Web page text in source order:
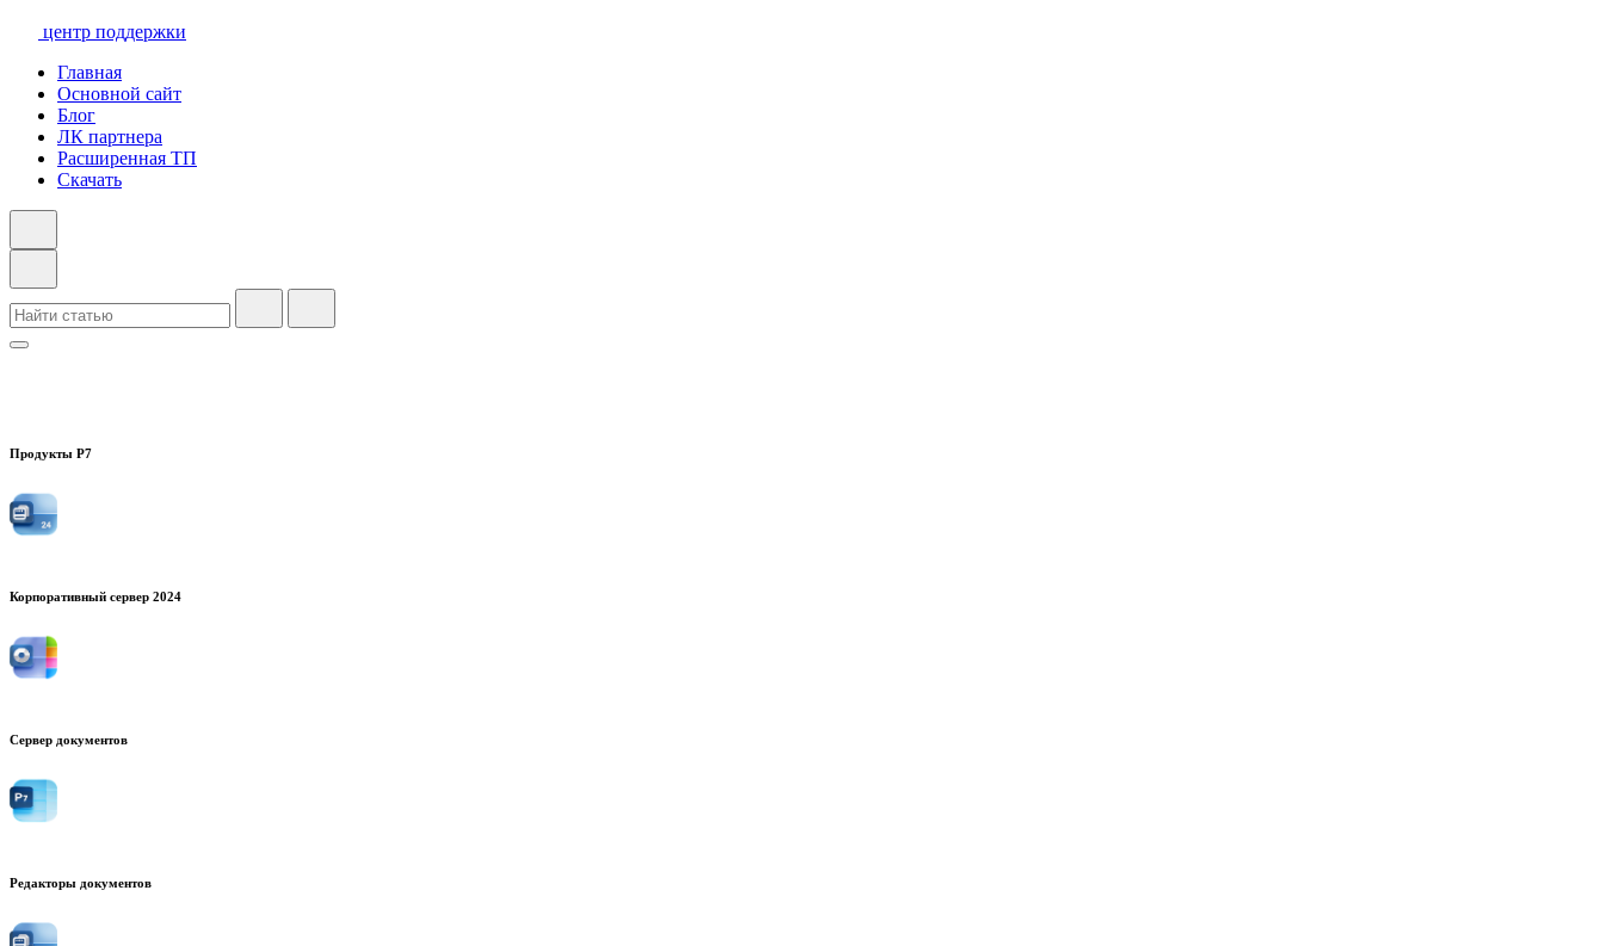
центр поддержки
Главная
Основной сайт
Блог
ЛК партнера
Расширенная ТП
Скачать
Продукты Р7
Корпоративный сервер 2024
Сервер документов
Редакторы документов